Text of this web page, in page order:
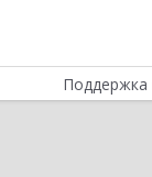
Поддержка